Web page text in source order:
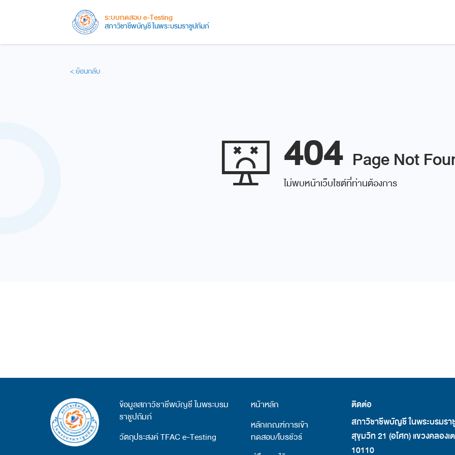
ระบบทดสอบ e-Testing
สภาวิชาชีพบัญชี ในพระบรมราชูปถัมภ์
< ย้อนกลับ
404 Page Not
ไม่พบหน้าเว็บไซต์ที่ท่านต้องการ
ข้อมูลสภาวิชาชีพบัญชี ในพระบรม
ราชูปถัมภ์
วัตถุประสงค์ TFAC e-Testing
หน้าหลัก
หลักเกณฑ์การเข้า
ทดสอบ/โบรชัวร์
ติดต่อ
สภาวิชาชีพบัญชี ในพระบรมร
สุขุมวิท 21 (อโศก) แขวงคลอง
10110